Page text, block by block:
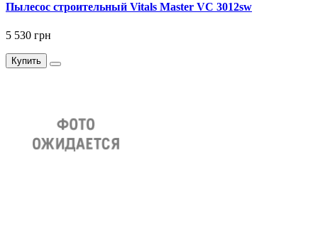
Пылесос строительный Vitals Master VC 3012sw
5 530 грн
Купить